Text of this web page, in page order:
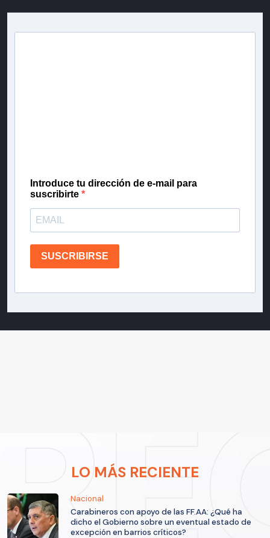
Introduce tu dirección de e-mail para
suscribirte
SUSCRIBIRSE
LO MÁS RECIENTE
Nacional
Carabineros con apoyo de las FF.AA: ¿Qué ha
dicho el Gobierno sobre un eventual estado de
excepción en barrios críticos?